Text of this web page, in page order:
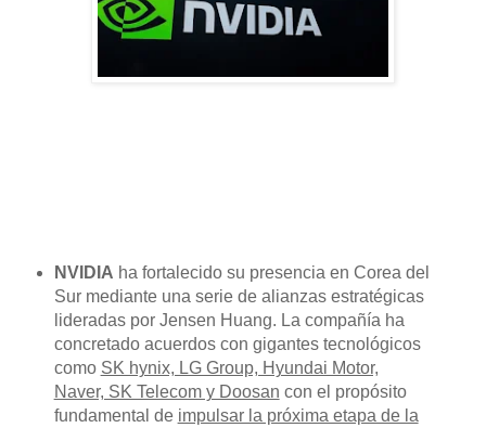
NVIDIA ha fortalecido su presencia en Corea del
Sur mediante una serie de alianzas estratégicas
lideradas por Jensen Huang. La compañía ha
concretado acuerdos con gigantes tecnológicos
como SK hynix, LG Group, Hyundai Motor,
Naver, SK Telecom y Doosan con el propósito
fundamental de impulsar la próxima etapa de la